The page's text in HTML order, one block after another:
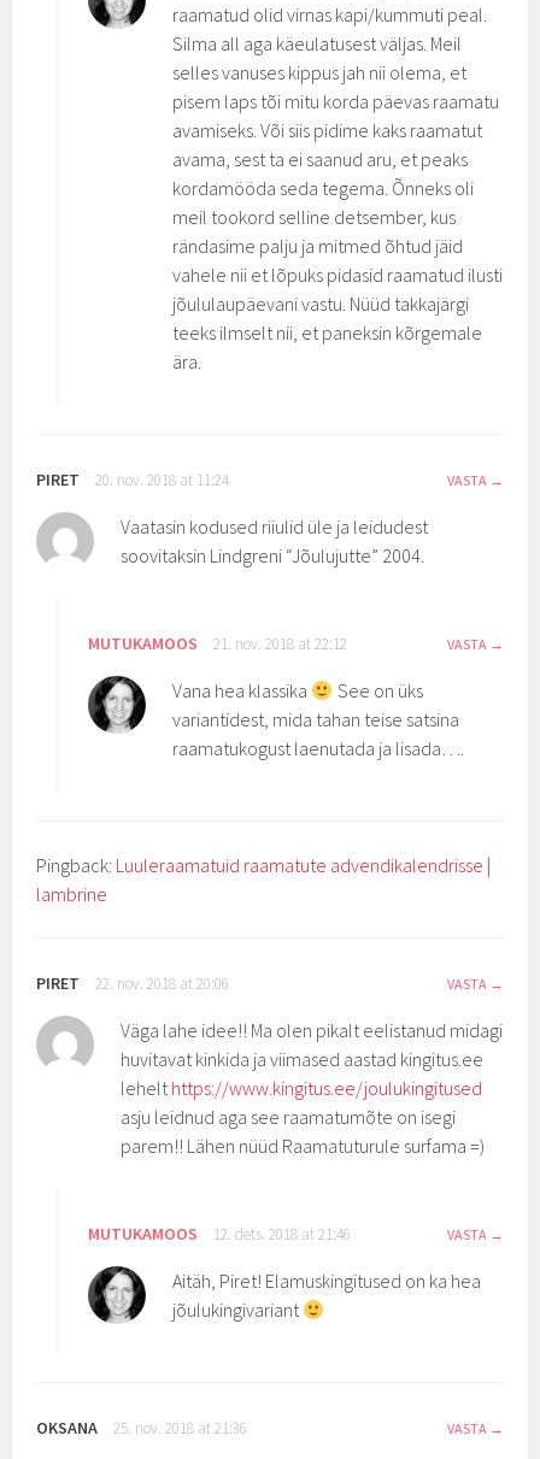
raamatud olid virnas kapi/kummuti peal.
Silma all aga käeulatusest väljas. Meil
selles vanuses kippus jah nii olema, et
pisem laps tõi mitu korda päevas raamatu
avamiseks. Või siis pidime kaks raamatut
avama, sest ta ei saanud aru, et peaks
kordamööda seda tegema. Õnneks oli
meil tookord selline detsember, kus
rändasime palju ja mitmed õhtud jäid
vahele nii et lõpuks pidasid raamatud ilusti
jõululaupäevani vastu. Nüüd takkajärgi
teeks ilmselt nii, et paneksin kõrgemale
ära.
PIRET 20. nov. 2018 at 11:24 VASTA
Vaatasin kodused riiulid üle ja leidudest
soovitaksin Lindgreni “Jõulujutte” 2004.
MUTUKAMOOS 21. nov. 2018 at 22:12 VASTA
Vana hea klassika
See on üks
variantidest, mida tahan teise satsina
raamatukogust laenutada ja lisada….
Pingback: Luuleraamatuid raamatute advendikalendrisse |
lambrine
PIRET 22. nov. 2018 at 20:06 VASTA
Väga lahe idee!! Ma olen pikalt eelistanud midagi
huvitavat kinkida ja viimased aastad kingitus.ee
lehelthttps://www.kingitus.ee/joulukingitused
asju leidnud aga see raamatumõte on isegi
parem!! Lähen nüüd Raamatuturule surfama =)
MUTUKAMOOS 12. dets. 2018 at 21:46 VASTA
Aitäh, Piret! Elamuskingitused on ka hea
jõulukingivariant
OKSANA 25. nov. 2018 at 21:36 VASTA